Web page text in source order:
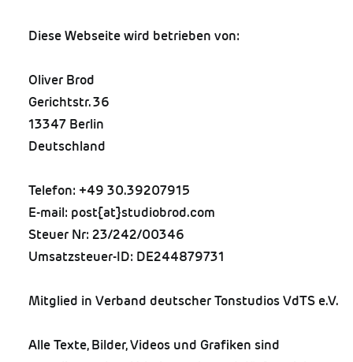
​Diese Webseite wird betrieben von:
Oliver Brod
Gerichtstr. 36
13347 Berlin
Deutschland
Telefon: +49 30.39207915
E-mail: post{at}studiobrod.com
Steuer Nr: 23/242/00346
Umsatzsteuer-ID: DE244879731
Mitglied in Verband deutscher Tonstudios VdTS e.V.
Alle Texte, Bilder, Videos und Grafiken sind